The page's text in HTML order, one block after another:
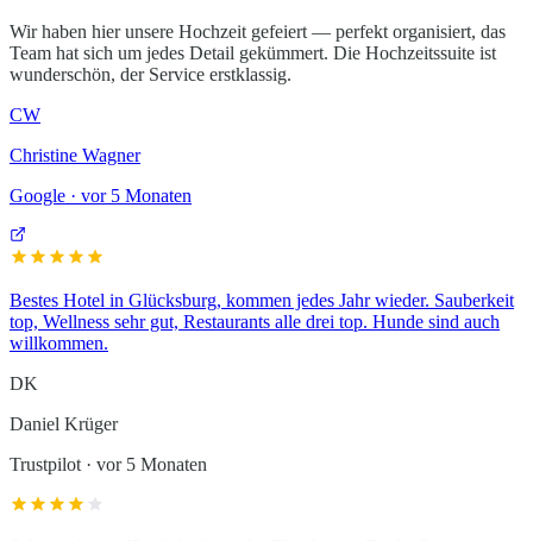
Wir haben hier unsere Hochzeit gefeiert — perfekt organisiert, das
Team hat sich um jedes Detail gekümmert. Die Hochzeitssuite ist
wunderschön, der Service erstklassig.
CW
Christine Wagner
Google · vor 5 Monaten
Bestes Hotel in Glücksburg, kommen jedes Jahr wieder. Sauberkeit
top, Wellness sehr gut, Restaurants alle drei top. Hunde sind auch
willkommen.
DK
Daniel Krüger
Trustpilot · vor 5 Monaten